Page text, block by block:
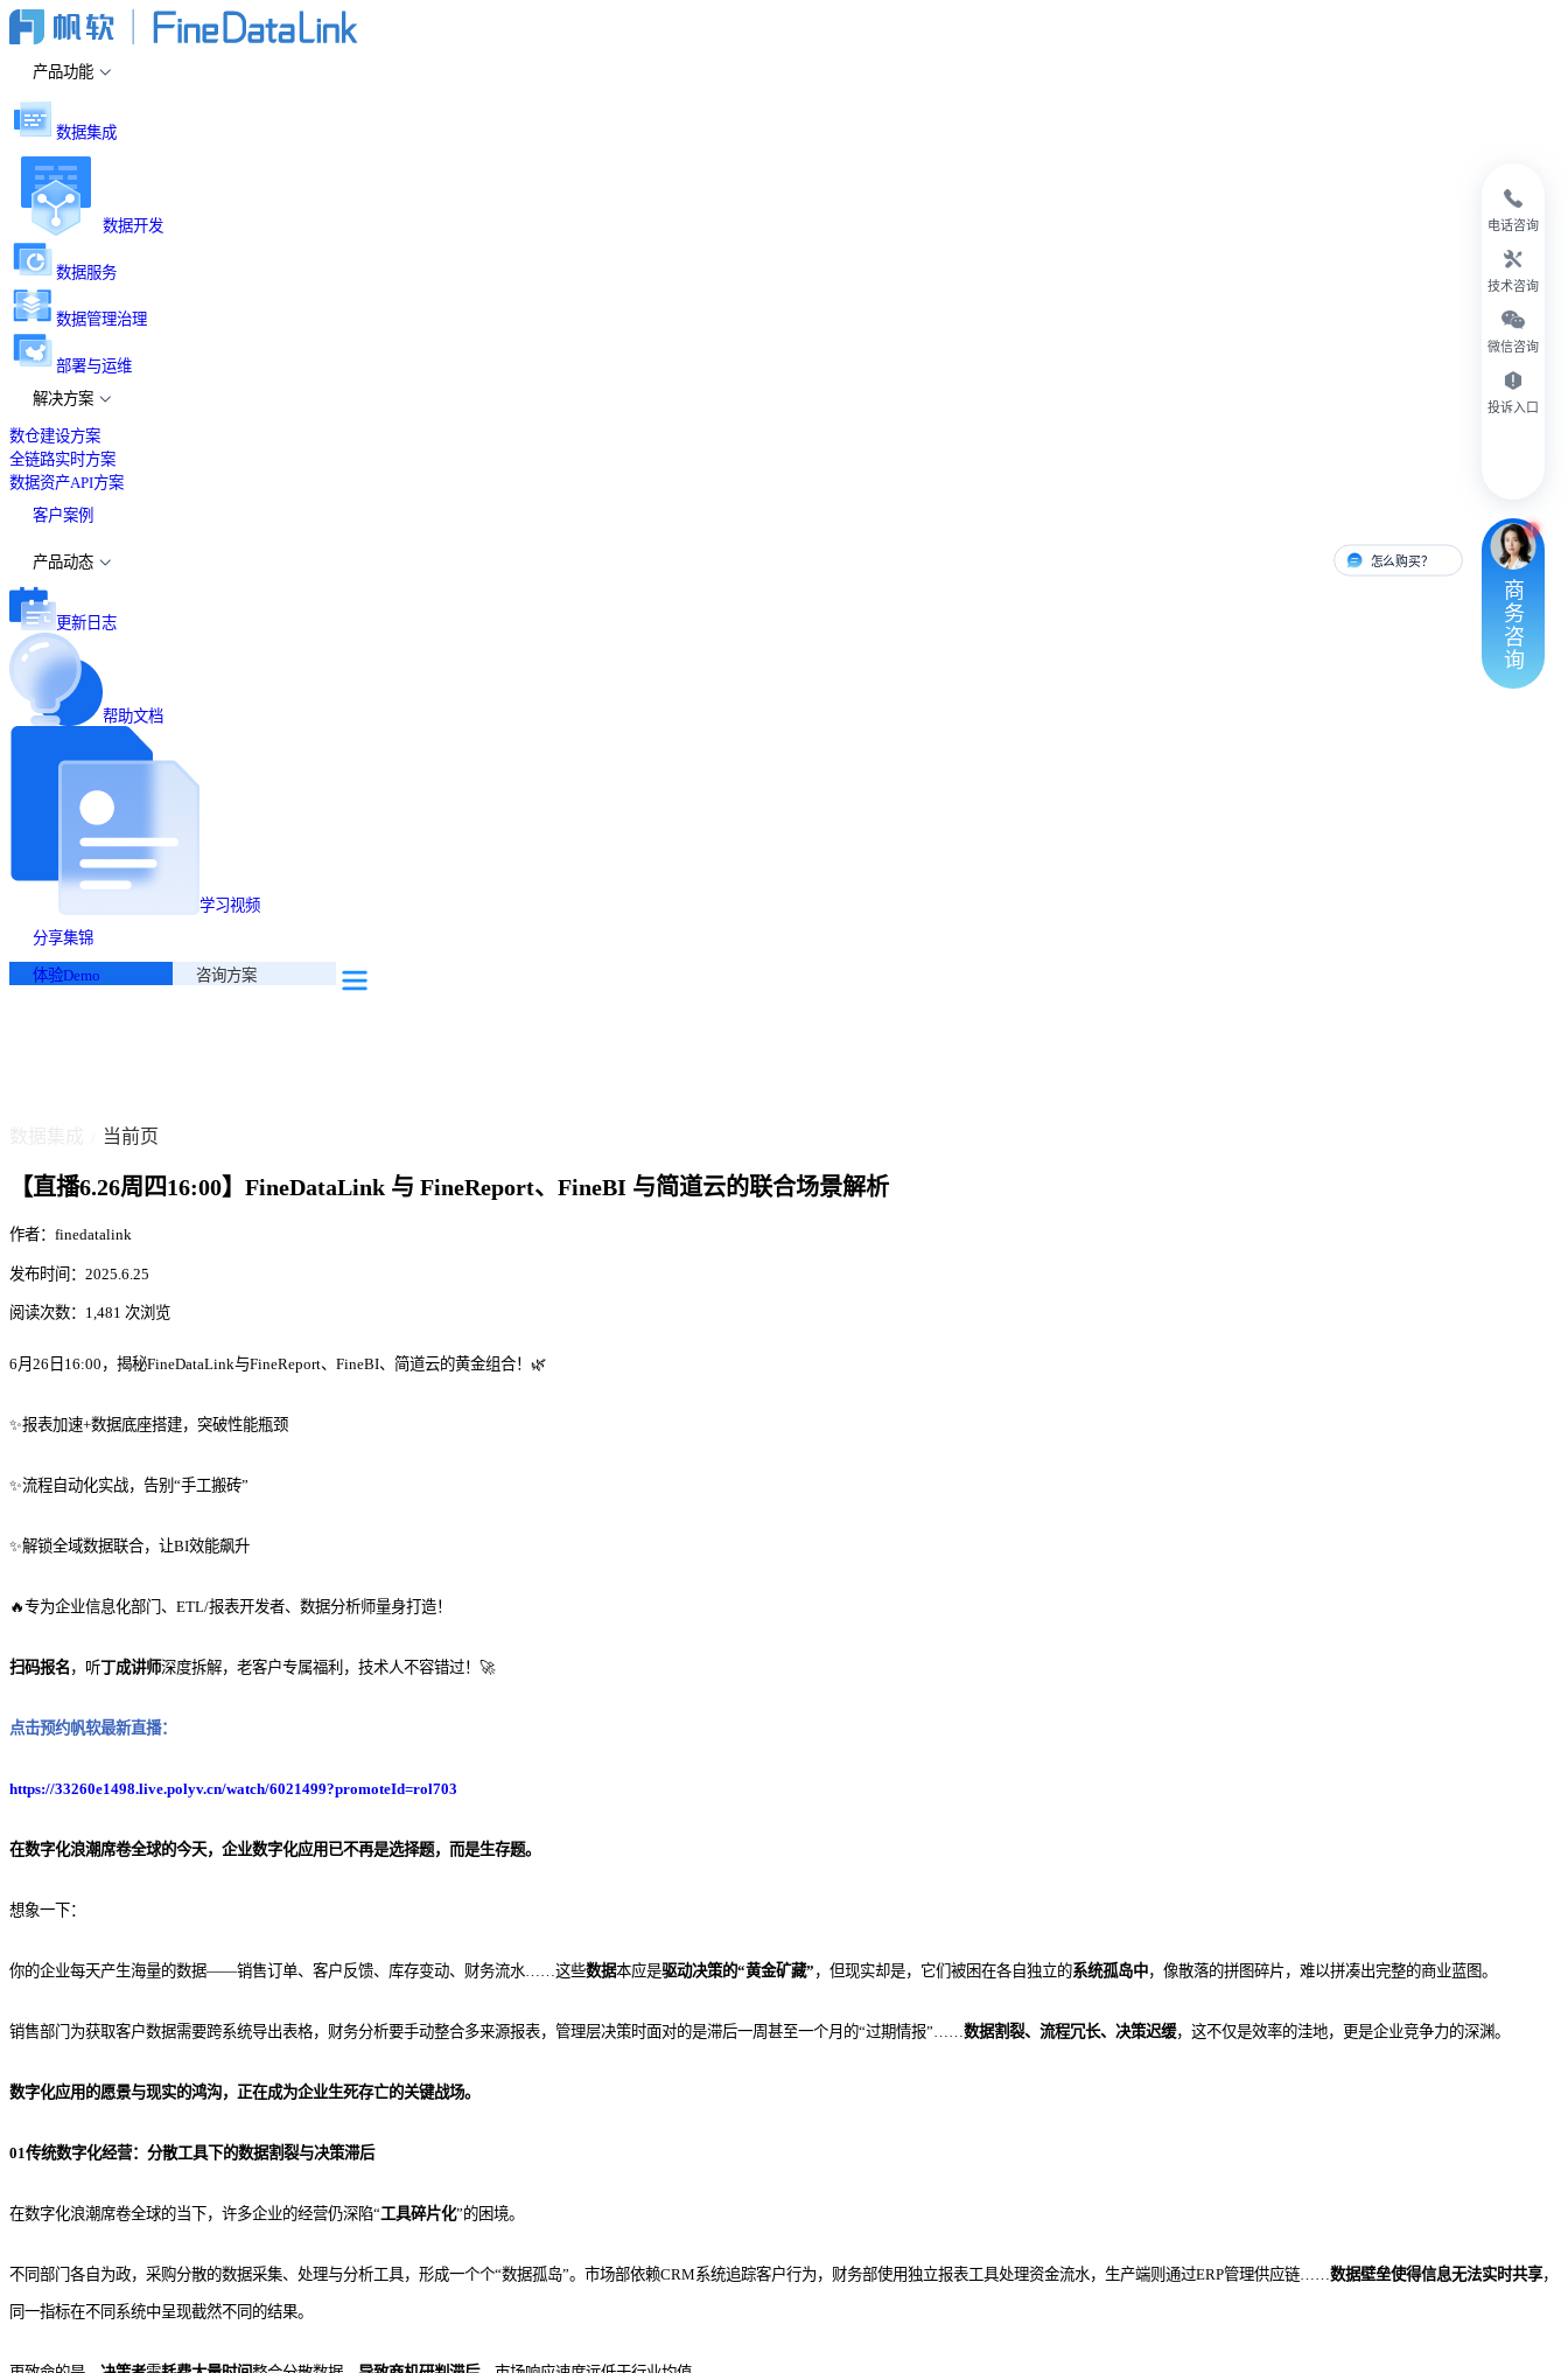
产品功能
数据集成
数据开发
数据服务
数据管理治理
部署与运维
解决方案
数仓建设方案
全链路实时方案
数据资产API方案
客户案例
产品动态
更新日志
帮助文档
学习视频
分享集锦
体验Demo 咨询方案
当前页
【直播6.26周四16:00】FineDataLink 与 FineReport、FineBI 与简道云的联合场景解析
作者：finedatalink
发布时间：2025.6.25
阅读次数：1,481 次浏览
6月26日16:00，揭秘FineDataLink与FineReport、FineBI、简道云的黄金组合！🌿
✨报表加速+数据底座搭建，突破性能瓶颈
✨流程自动化实战，告别“手工搬砖”
✨解锁全域数据联合，让BI效能飙升
🔥专为企业信息化部门、ETL/报表开发者、数据分析师量身打造！
扫码报名 ，听丁成讲师深度拆解，老客户专属福利，技术人不容错过！🚀
点击预约帆软最新直播：
https://33260e1498.live.polyv.cn/watch/6021499?promoteId=rol703
在数字化浪潮席卷全球的今天，企业数字化应用已不再是选择题，而是生存题。
想象一下：
你的企业每天产生海量的数据——销售订单、客户反馈、库存变动、财务流水……这些数据本应是驱动决策的“黄金矿藏” ，但现实却是，它们被困在各自独立的系统孤岛中，像散落的拼图碎片，难以拼凑出完整的商业蓝图。
销售部门为获取客户数据需要跨系统导出表格，财务分析要手动整合多来源报表，管理层决策时面对的是滞后一周甚至一个月的“过期情报”……数据割裂、流程冗长、决策迟缓，这不仅是效率的洼地，更是企业竞争力的深渊。
数字化应用的愿景与现实的鸿沟，正在成为企业生死存亡的关键战场。
01传统数字化经营：分散工具下的数据割裂与决策滞后
在数字化浪潮席卷全球的当下，许多企业的经营仍深陷“工具碎片化”的困境。
不同部门各自为政，采购分散的数据采集、处理与分析工具，形成一个个“数据孤岛”。市场部依赖CRM系统追踪客户行为，财务部使用独立报表工具处理资金流水，生产端则通过ERP管理供应链……数据壁垒使得信息无法实时共享，
同一指标在不同系统中呈现截然不同的结果。
电话咨询
技术咨询
微信咨询
投诉入口
怎么购买？ 有人对接
商
务
咨
询